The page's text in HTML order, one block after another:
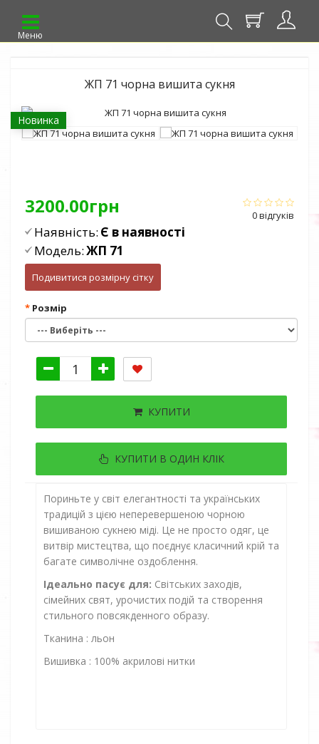
Меню
ЖП 71 чорна вишита сукня
Новинка
0 відгуків
3200.00грн
Наявність: Є в наявності
Модель:ЖП 71
Подивитися розмірну сітку
Розмір
КУПИТИ
КУПИТИ В ОДИН КЛІК
Пориньте у світ елегантності та українських
традицій з цією неперевершеною чорною
вишиваною сукнею міді. Це не просто одяг, це
витвір мистецтва, що поєднує класичний крій та
багате символічне оздоблення.
Ідеально пасує для: Світських заходів,
сімейних свят, урочистих подій та створення
стильного повсякденного образу.
Тканина : льон
Вишивка : 100% акрилові нитки